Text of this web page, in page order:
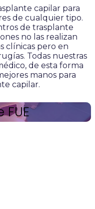
capilar para
de cualquier tipo.
de trasplante
no las realizan
clínicas pero en
Todas nuestras
de esta forma
manos para
capilar.